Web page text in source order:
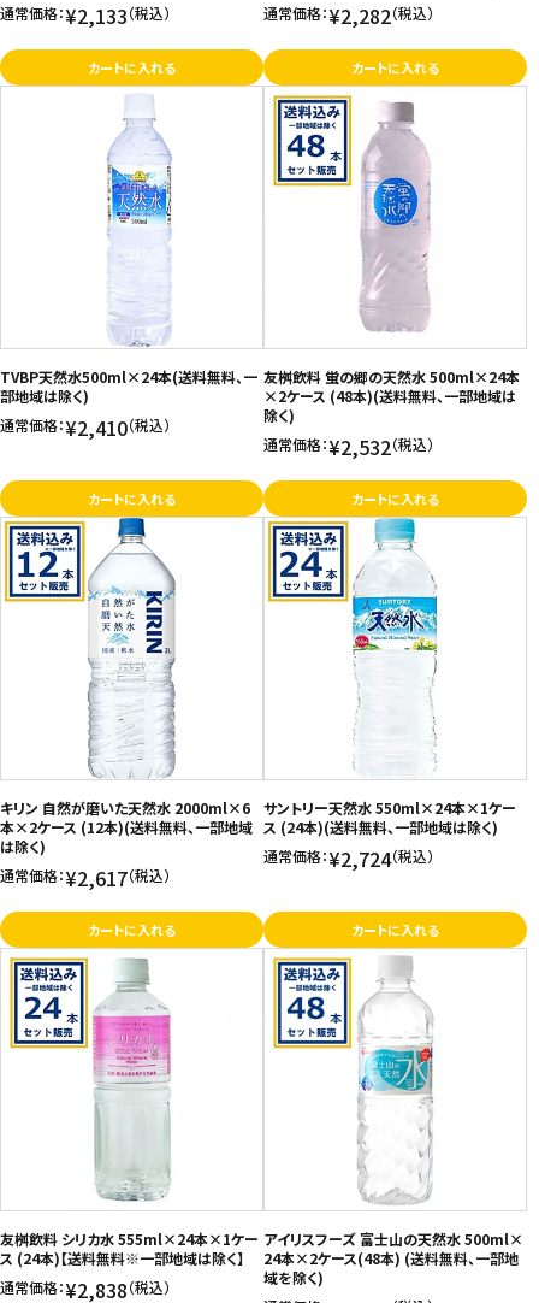
通常価格：¥2,133（税込）
カートに入れる
通常価格：¥2,282（税込）
カートに入れる
TVBP天然水500ml×24本(送料無料、一
部地域は除く)
通常価格：¥2,410（税込）
カートに入れる
友桝飲料 蛍の郷の天然水 500ml×24本
×2ケース (48本)(送料無料、一部地域は
除く)
通常価格：¥2,532（税込）
カートに入れる
キリン 自然が磨いた天然水 2000ml×6
本×2ケース (12本)(送料無料、一部地域
は除く)
通常価格：¥2,617（税込）
カートに入れる
サントリー天然水 550ml×24本×1ケー
ス (24本)(送料無料、一部地域は除く)
通常価格：¥2,724（税込）
カートに入れる
友桝飲料 シリカ水 555ml×24本×1ケー
ス (24本)【送料無料※一部地域は除く】
通常価格：¥2,838（税込）
アイリスフーズ 富士山の天然水 500ml×
24本×2ケース(48本) (送料無料、一部地
域を除く)